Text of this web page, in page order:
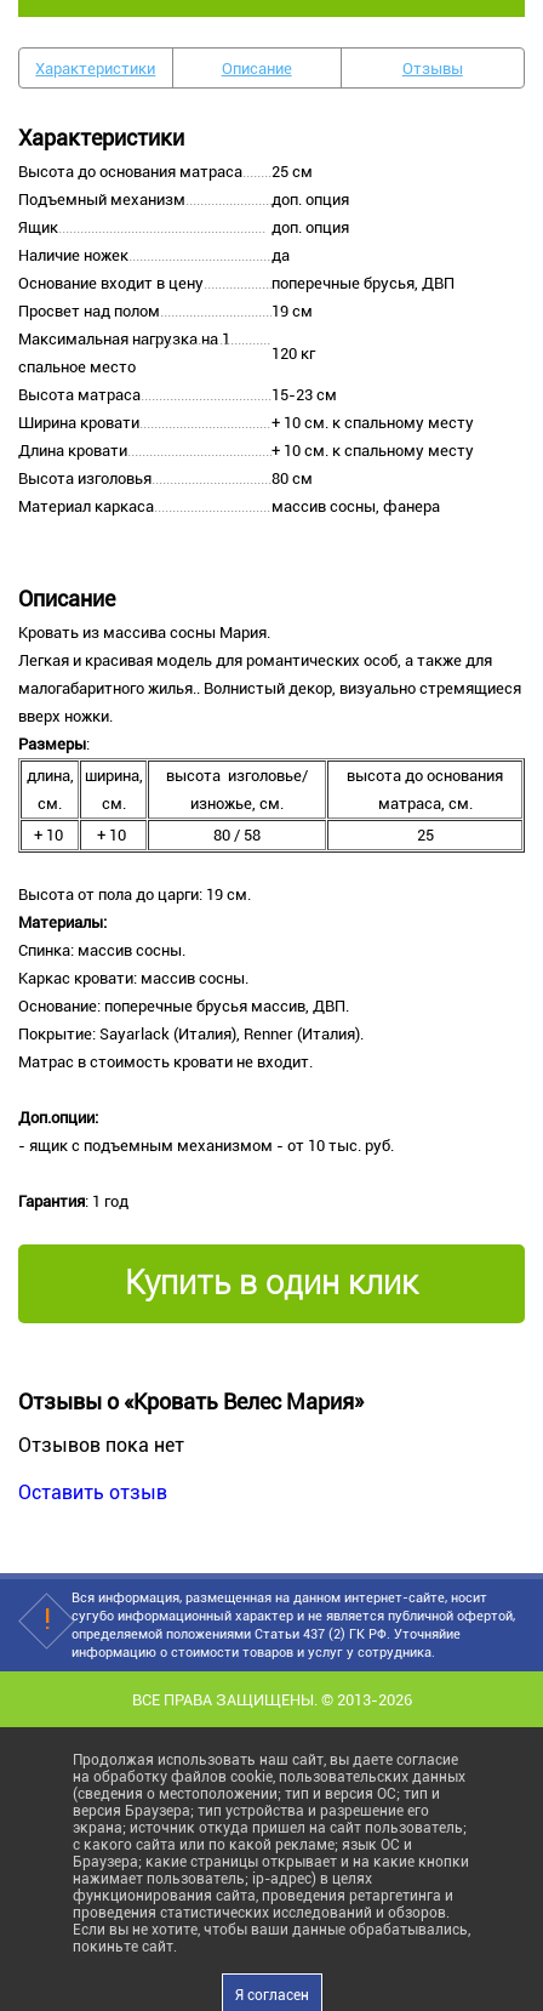
Характеристики Описание Отзывы
Характеристики
Высота до основания матраса
25 см
Подъемный механизм
доп. опция
Ящик
доп. опция
Наличие ножек
да
Основание входит в цену
поперечные брусья, ДВП
Просвет над полом
19 см
Максимальная нагрузка на 1
спальное место
120 кг
Высота матраса
15-23 см
Ширина кровати
+ 10 см. к спальному месту
Длина кровати
+ 10 см. к спальному месту
Высота изголовья
80 см
Материал каркаса
массив сосны, фанера
Описание
Кровать из массива сосны Мария.
Легкая и красивая модель для романтических особ, а также для
малогабаритного жилья.. Волнистый декор, визуально стремящиеся
вверх ножки.
Размеры:
длина,
см.
ширина,
см.
высота изголовье/
изножье, см.
высота до основания
матраса, см.
+ 10
+ 10 80 / 58 25
Высота от пола до царги: 19 см.
Материалы:
Спинка: массив сосны.
Каркас кровати: массив сосны.
Основание: поперечные брусья массив, ДВП.
Покрытие: Sayarlack (Италия), Renner (Италия).
Матрас в стоимость кровати не входит.
Доп.опции:
- ящик с подъемным механизмом - от 10 тыс. руб.
Гарантия: 1 год
Купить в один клик
Отзывы о «Кровать Велес Мария»
Отзывов пока нет
Оставить отзыв
Вся информация, размещенная на данном интернет-сайте, носит
сугубо информационный характер и не является публичной офертой,
определяемой положениями Статьи 437 (2) ГК РФ. Уточняйие
информацию о стоимости товаров и услуг у сотрудника.
ВСЕ ПРАВА ЗАЩИЩЕНЫ. © 2013-2026
Продолжая использовать наш сайт, вы даете согласие
на обработку файлов cookie, пользовательских данных
(сведения о местоположении; тип и версия ОС; тип и
версия Браузера; тип устройства и разрешение его
экрана; источник откуда пришел на сайт пользователь;
с какого сайта или по какой рекламе; язык ОС и
Браузера; какие страницы открывает и на какие кнопки
нажимает пользователь; ip-адрес) в целях
функционирования сайта, проведения ретаргетинга и
проведения статистических исследований и обзоров.
Если вы не хотите, чтобы ваши данные обрабатывались,
покиньте сайт.
Я согласен